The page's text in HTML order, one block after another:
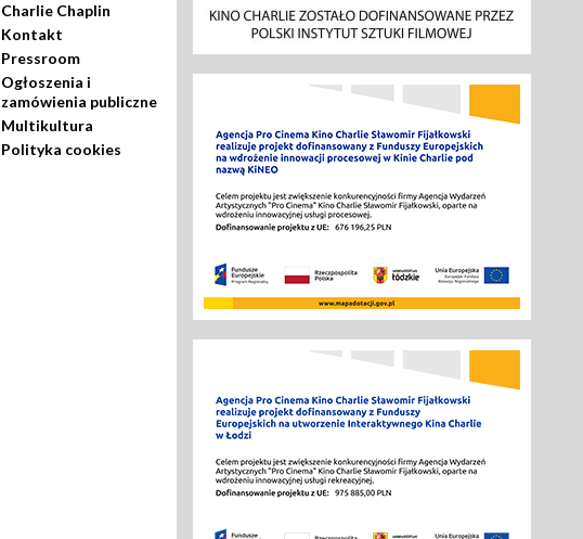
Charlie Chaplin
Kontakt
Pressroom
Ogłoszenia i
zamówienia publiczne
Multikultura
Polityka cookies